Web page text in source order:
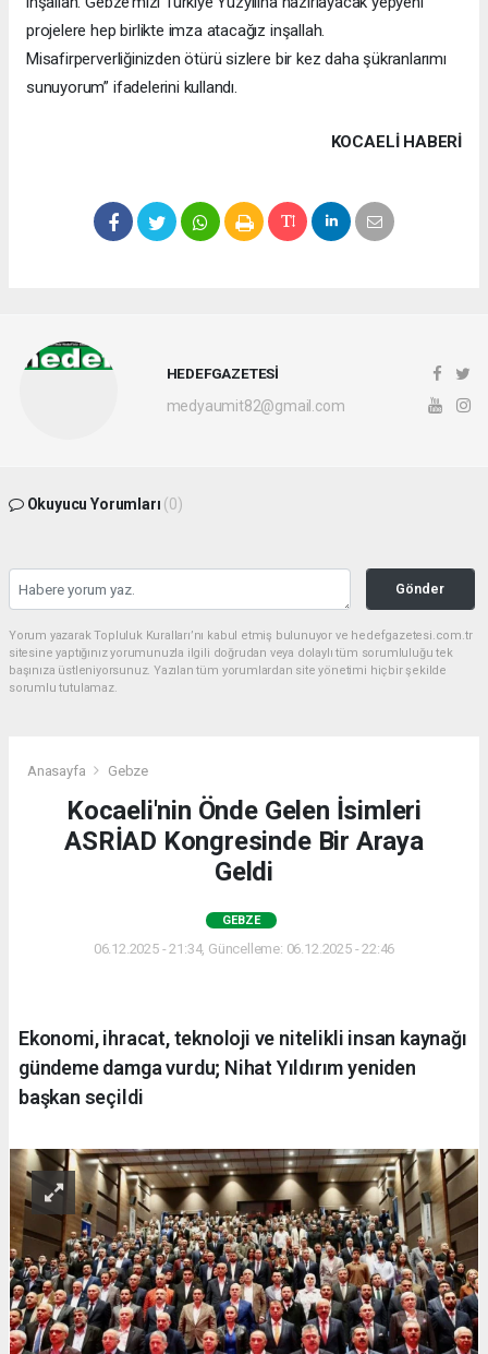
projelere hep birlikte imza atacağız inşallah.
Misafirperverliğinizden ötürü sizlere bir kez daha şükranlarımı
sunuyorum” ifadelerini kullandı.
KOCAELI HABERİ
HEDEFGAZETESİ
medyaumit82@gmail.com
Okuyucu Yorumları (0)
Gönder
Yorum yazarak Topluluk Kuralları’nı kabul etmiş bulunuyor ve hedefgazetesi.com.tr
sitesine yaptığınız yorumunuzla ilgili doğrudan veya dolaylı tüm sorumluluğu tek
başınıza üstleniyorsunuz. Yazılan tüm yorumlardan site yönetimi hiçbir şekilde
sorumlu tutulamaz.
Anasayfa Gebze
Kocaeli'nin Önde Gelen İsimleri
ASRİAD Kongresinde Bir Araya
Geldi
GEBZE
06.12.2025 - 21:34, Güncelleme: 06.12.2025 - 22:46
Ekonomi, ihracat, teknoloji ve nitelikli insan kaynağı
gündeme damga vurdu; Nihat Yıldırım yeniden
başkan seçildi